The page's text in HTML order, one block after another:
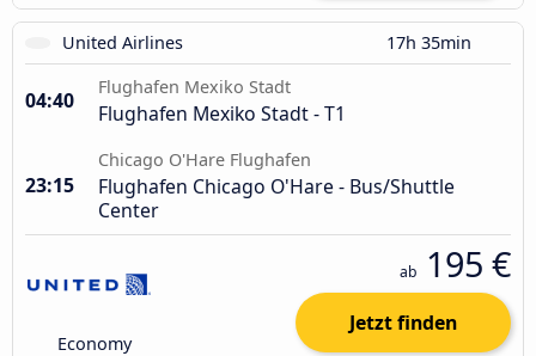
United Airlines 17h 35min
04:40
Flughafen Mexiko Stadt
Flughafen Mexiko Stadt - T1
23:15
Chicago O'Hare Flughafen
Flughafen Chicago O'Hare - Bus/Shuttle
Center
Economy
ab 195 €
Jetzt finden